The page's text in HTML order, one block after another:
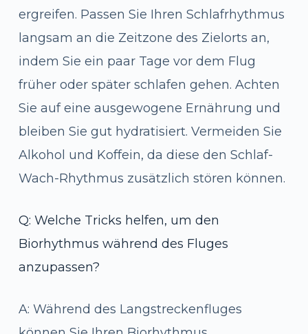
ergreifen. Passen Sie Ihren Schlafrhythmus
langsam an die Zeitzone des Zielorts an,
indem Sie ein paar Tage vor dem Flug
früher oder später schlafen gehen. Achten
Sie auf eine ausgewogene Ernährung und
bleiben Sie gut hydratisiert. Vermeiden Sie
Alkohol und Koffein, da diese den Schlaf-
Wach-Rhythmus zusätzlich stören können.
Q: Welche Tricks helfen, um den
Biorhythmus während des Fluges
anzupassen?
A: Während des Langstreckenfluges